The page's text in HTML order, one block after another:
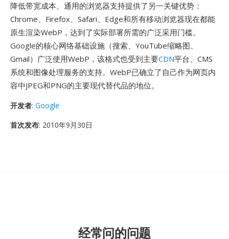
降低带宽成本。通用的浏览器支持提供了另一关键优势：
Chrome、Firefox、Safari、Edge和所有移动浏览器现在都能
原生渲染WebP，达到了实际部署所需的广泛采用门槛。
Google的核心网络基础设施（搜索、YouTube缩略图、
Gmail）广泛使用WebP，该格式也受到主要CDN平台、CMS
系统和图像处理服务的支持。WebP已确立了自己作为网页内
容中JPEG和PNG的主要现代替代品的地位。
开发者: Google
首次发布: 2010年9月30日
经常问的问题